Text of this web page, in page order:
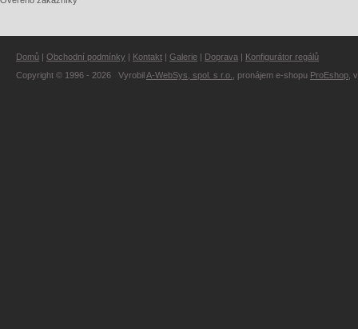
Domů | Obchodní podmínky | Kontakt | Galerie | Doprava | Konfigurátor regálů
Copyright © 1996 - 2026 VyrobilA-WebSys, spol. s r.o. , pronájem e-shopu ProEshop ,